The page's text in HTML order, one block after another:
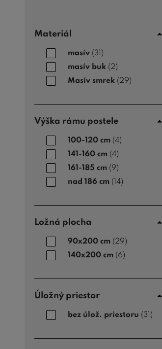
Materiál
masív (31)
masív buk (2)
Masív smrek (29)
Výška rámu postele
100-120 cm (4)
141-160 cm (4)
161-185 cm (9)
nad 186 cm (14)
Ložná plocha
90x200 cm (29)
140x200 cm (6)
Úložný priestor
bez úlož. priestoru (31)